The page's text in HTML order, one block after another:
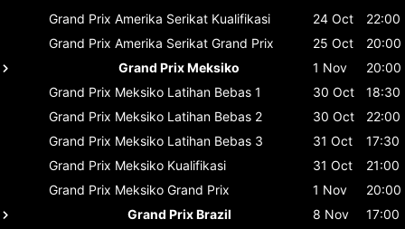
Grand Prix Amerika Serikat Kualifikasi 24 Oct
22:00
Grand Prix Amerika Serikat Grand Prix 25 Oct
20:00
Grand Prix Meksiko
1 Nov
20:00
Grand Prix Meksiko Latihan Bebas 1 30 Oct
18:30
Grand Prix Meksiko Latihan Bebas 2 30 Oct
22:00
Grand Prix Meksiko Latihan Bebas 3 31 Oct
17:30
Grand Prix Meksiko Kualifikasi 31 Oct
21:00
Grand Prix Meksiko Grand Prix 1 Nov
20:00
Grand Prix Brazil
8 Nov
17:00